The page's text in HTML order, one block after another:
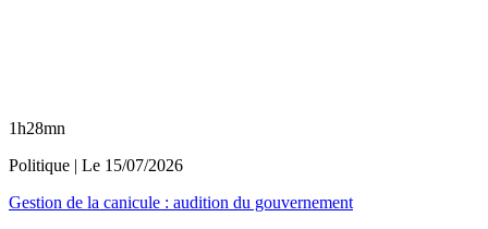
1h28mn
Politique | Le 15/07/2026
Gestion de la canicule : audition du gouvernement